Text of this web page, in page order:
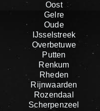
Oost
Gelre
Oude
IJsselstreek
Overbetuwe
Putten
Renkum
Rheden
Rijnwaarden
Rozendaal
Scherpenzeel